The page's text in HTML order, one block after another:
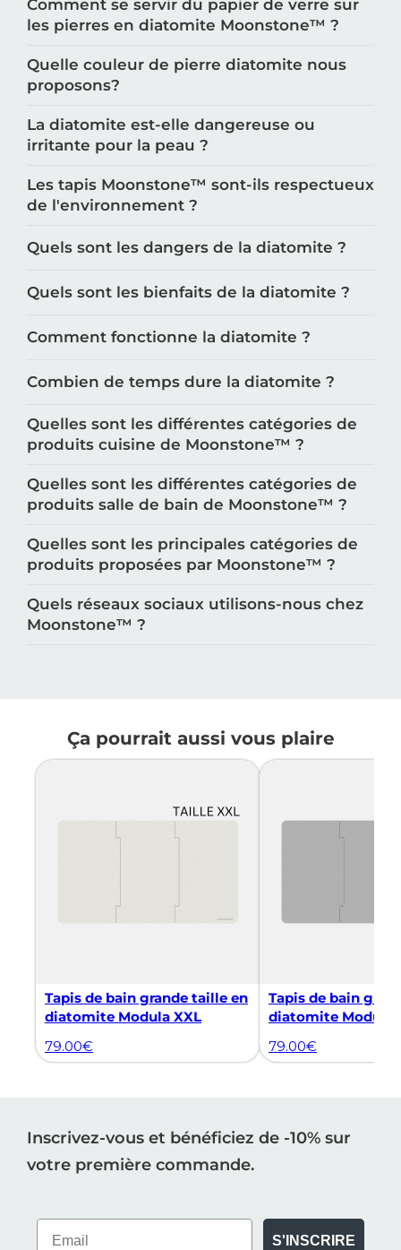
Comment se servir du papier de verre sur
les pierres en diatomite Moonstone™️ ?
Quelle couleur de pierre diatomite nous
proposons?
La diatomite est-elle dangereuse ou
irritante pour la peau ?
Les tapis Moonstone™️ sont-ils respectueux
de l'environnement ?
Quels sont les dangers de la diatomite ?
Quels sont les bienfaits de la diatomite ?
Comment fonctionne la diatomite ?
Combien de temps dure la diatomite ?
Quelles sont les différentes catégories de
produits cuisine de Moonstone™️ ?
Quelles sont les différentes catégories de
produits salle de bain de Moonstone™️ ?
Quelles sont les principales catégories de
produits proposées par Moonstone™️ ?
Quels réseaux sociaux utilisons-nous chez
Moonstone™️ ?
Ça pourrait aussi vous plaire
Tapis de bain grande taille en
diatomite Modula XXL
79.00€
Tapis de bain
diatomite Modula
79.00€
Inscrivez-vous et bénéficiez de -10% sur
votre première commande.
S'INSCRIRE